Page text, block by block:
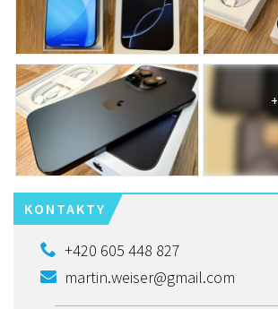
KONTAKTY
+420 605 448 827
martin.weiser@gmail.com